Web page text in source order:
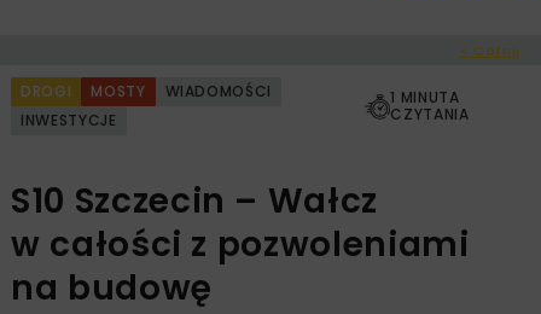
< Cofnij
DROGI MOSTY
WIADOMOŚCI
INWESTYCJE
1 MINUTA
CZYTANIA
S10 Szczecin – Wałcz
w całości z pozwoleniami
na budowę